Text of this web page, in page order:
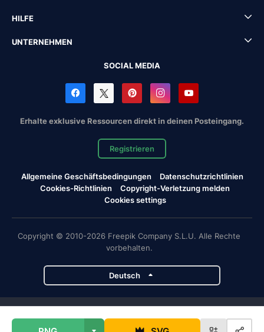
HILFE
UNTERNEHMEN
SOCIAL MEDIA
Erhalte exklusive Ressourcen direkt in deinen Posteingang.
Registrieren
Allgemeine Geschäftsbedingungen
Datenschutzrichtlinien
Cookies-Richtlinien
Copyright-Verletzung melden
Cookies settings
Copyright © 2010-2026 Freepik Company S.L.U. Alle Rechte
vorbehalten.
Deutsch